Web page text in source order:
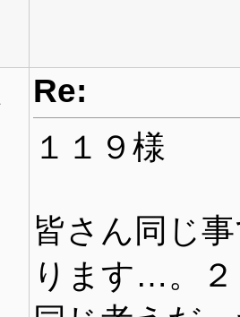
Re:
１１９様
皆さん同じ
ります…。